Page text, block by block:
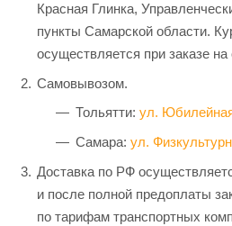
Красная Глинка,
пункты Самарской области.
осуществляется при заказе
Самовывозом.
Тольятти: ул.
Самара: ул.
Доставка по РФ
и после полной предоплаты
по тарифам транспортных